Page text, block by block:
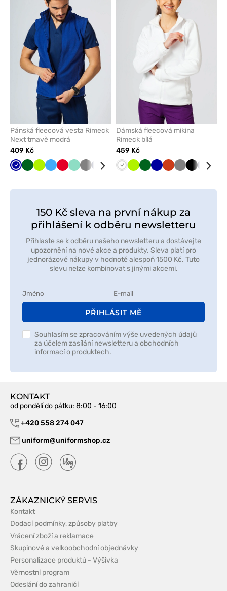
Pánská fleecová vesta Rimeck
Next tmavě modrá
409 Kč
TmavěTmavěLimetková
Lazurová
ČervenáMátováŠedáNámořnická
Černá
Dámská fleecová mikina
Rimeck bílá
459 Kč
Bílá Limetková
TmavěTmavěOranžová
ŠedáČerná
150 Kč sleva na první nákup za
přihlášení k odběru newsletteru
Přihlaste se k odběru našeho newsletteru a dostávejte
upozornění na nové akce a produkty. Sleva platí pro
jednorázové nákupy v hodnotě alespoň 1500 Kč. Tuto
slevu nelze kombinovat s jinými akcemi.
PŘIHLÁSIT MĚ
Souhlasím se zpracováním výše uvedených údajů
za účelem zasílání newsletteru a obchodních
informací o produktech.
KONTAKT
od pondělí do pátku: 8:00 - 16:00
+420 558 274 047
uniform@uniformshop.cz
ZÁKAZNICKÝ SERVIS
Kontakt
Dodací podmínky, způsoby platby
Vrácení zboží a reklamace
Skupinové a velkoobchodní objednávky
Personalizace produktů - Výšivka
Věrnostní program
Odeslání do zahraničí